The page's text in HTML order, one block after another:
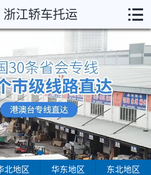
华北地区
华东地区
东北地区
华中地区
华南地区
浙江轿车托运 
北地区 华东地区 东北地区